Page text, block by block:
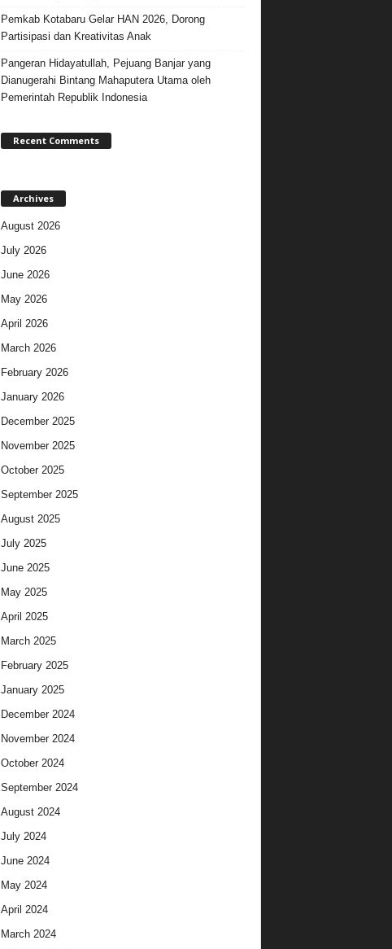
Pemkab Kotabaru Gelar HAN 2026, Dorong
Partisipasi dan Kreativitas Anak
Pangeran Hidayatullah, Pejuang Banjar yang
Dianugerahi Bintang Mahaputera Utama oleh
Pemerintah Republik Indonesia
Recent Comments
Archives
August 2026
July 2026
June 2026
May 2026
April 2026
March 2026
February 2026
January 2026
December 2025
November 2025
October 2025
September 2025
August 2025
July 2025
June 2025
May 2025
April 2025
March 2025
February 2025
January 2025
December 2024
November 2024
October 2024
September 2024
August 2024
July 2024
June 2024
May 2024
April 2024
March 2024